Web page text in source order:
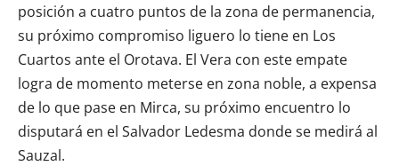
posición a cuatro puntos de la zona de permanencia,
su próximo compromiso liguero lo tiene en Los
Cuartos ante el Orotava. El Vera con este empate
logra de momento meterse en zona noble, a expensa
de lo que pase en Mirca, su próximo encuentro lo
disputará en el Salvador Ledesma donde se medirá al
Sauzal.